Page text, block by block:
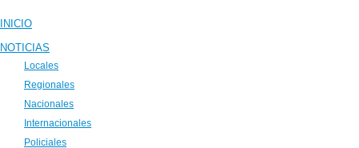
INICIO
NOTICIAS
Locales
Regionales
Nacionales
Internacionales
Policiales